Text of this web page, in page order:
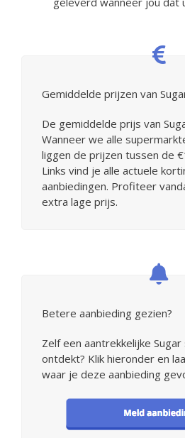
Gemiddelde prijzen van
De gemiddelde prijs van
Wanneer we alle
liggen de prijzen tussen de
Links vind je alle actuele
aanbiedingen. Profiteer
extra lage prijs.
Betere aanbieding gezien?
Zelf een aantrekkelijke
ontdekt? Klik hieronder en
waar je deze aanbieding